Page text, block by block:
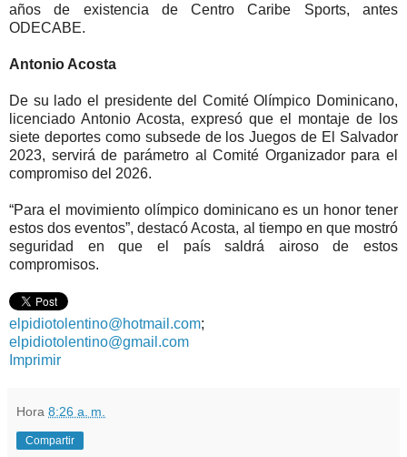
años de existencia de Centro Caribe Sports, antes
ODECABE.
Antonio Acosta
De su lado el presidente del Comité Olímpico Dominicano,
licenciado Antonio Acosta, expresó que el montaje de los
siete deportes como subsede de los Juegos de El Salvador
2023, servirá de parámetro al Comité Organizador para el
compromiso del 2026.
“Para el movimiento olímpico dominicano es un honor tener
estos dos eventos”, destacó Acosta, al tiempo en que mostró
seguridad en que el país saldrá airoso de estos
compromisos.
elpidiotolentino@hotmail.com;
elpidiotolentino@gmail.com
Imprimir
Hora 8:26 a. m.
Compartir